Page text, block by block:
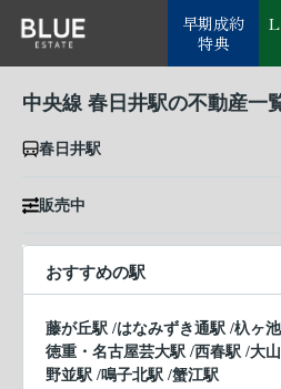
早期成約
特典
中央線 春日井駅の不動産一
春日井駅
販売中
おすすめの駅
藤が丘駅 /はなみずき通駅 /杁ヶ
徳重・名古屋芸大駅 /西春駅 /大
野並駅 /鳴子北駅 /蟹江駅